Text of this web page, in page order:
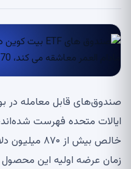
ایالات متحده فهرست
خالص بیش از
زمان عرضه اولیه این محصول